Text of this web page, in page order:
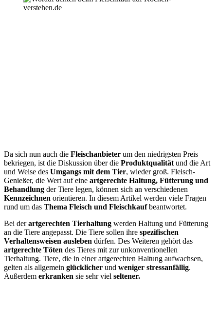
Da sich nun auch die Fleischanbieter um den niedrigsten Preis
bekriegen, ist die Diskussion über die Produktqualität und die Art
und Weise des Umgangs mit dem Tier, wieder groß. Fleisch-
Genießer, die Wert auf eine artgerechte Haltung, Fütterung und
Behandlung der Tiere legen, können sich an verschiedenen
Kennzeichnen orientieren. In diesem Artikel werden viele Fragen
rund um das Thema Fleisch und Fleischkaufbeantwortet.
Bei derartgerechten Tierhaltung werden Haltung und Fütterung
an die Tiere angepasst. Die Tiere sollen ihre spezifischen
Verhaltensweisen ausleben dürfen. Des Weiteren gehört das
artgerechte Töten des Tieres mit zur unkonventionellen
Tierhaltung. Tiere, die in einer artgerechten Haltung aufwachsen,
gelten als allgemein glücklicher und weniger stressanfällig.
Außerdem erkranken sie sehr viel seltener.